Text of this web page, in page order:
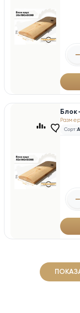
–
Сорт:
–